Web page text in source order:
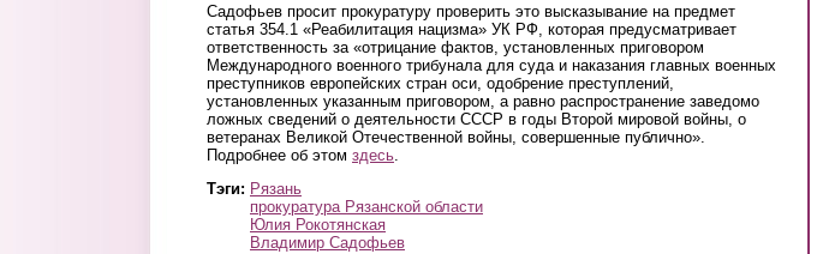
Садофьев просит прокуратуру проверить это высказывание на предмет
статья 354.1 «Реабилитация нацизма» УК РФ, которая предусматривает
ответственность за «отрицание фактов, установленных приговором
Международного военного трибунала для суда и наказания главных военных
преступников европейских стран оси, одобрение преступлений,
установленных указанным приговором, а равно распространение заведомо
ложных сведений о деятельности СССР в годы Второй мировой войны, о
ветеранах Великой Отечественной войны, совершенные публично».
Подробнее об этом здесь
Тэги: Рязань
прокуратура Рязанской области
Юлия Рокотянская
Владимир Садофьев